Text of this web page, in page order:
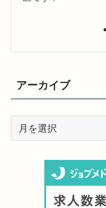
アーカイブ